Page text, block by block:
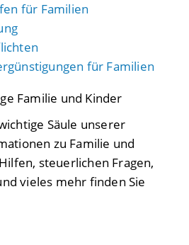
für Familien
für Familien
Säule unserer
zu Familie und
steuerlichen Fragen,
vieles mehr finden Sie